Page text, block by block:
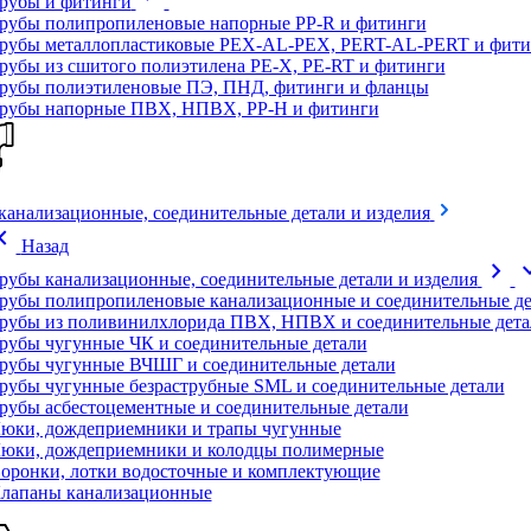
полипропиленовые напорные PP-R и фитинги
металлопластиковые PEX-AL-PEX, PERT-AL-PERT и
из сшитого полиэтилена PE-X, PE-RT и фитинги
полиэтиленовые ПЭ, ПНД, фитинги и фланцы
напорные ПВХ, НПВХ, PP-H и фитинги
соединительные детали и изделия
Назад
канализационные, соединительные детали и изделия
chevron_right
полипропиленовые канализационные и соединительные
из поливинилхлорида ПВХ, НПВХ и соединительные
чугунные ЧК и соединительные детали
чугунные ВЧШГ и соединительные детали
чугунные безраструбные SML и соединительные детали
асбестоцементные и соединительные детали
дождеприемники и трапы чугунные
дождеприемники и колодцы полимерные
лотки водосточные и комплектующие
канализационные